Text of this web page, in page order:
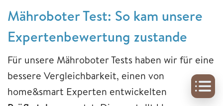
Mähroboter Test: So kam unsere
Expertenbewertung zustande
Für unsere Mähroboter Tests haben wir für eine
bessere Vergleichbarkeit, einen von
home&smart Experten entwickelten